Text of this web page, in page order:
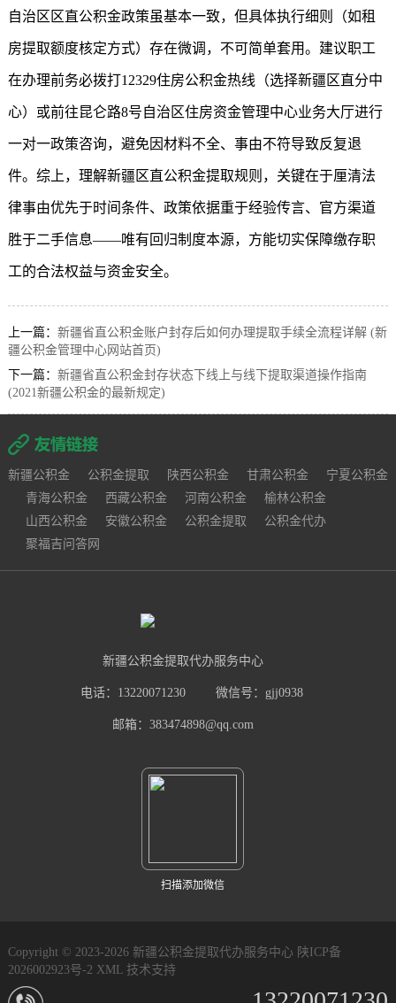
自治区区直公积金政策虽基本一致，但具体执行细则（如租
房提取额度核定方式）存在微调，不可简单套用。建议职工
在办理前务必拨打12329住房公积金热线（选择新疆区直分中
心）或前往昆仑路8号自治区住房资金管理中心业务大厅进行
一对一政策咨询，避免因材料不全、事由不符导致反复退
件。综上，理解新疆区直公积金提取规则，关键在于厘清法
律事由优先于时间条件、政策依据重于经验传言、官方渠道
胜于二手信息——唯有回归制度本源，方能切实保障缴存职
工的合法权益与资金安全。
上一篇： 新疆省直公积金账户封存后如何办理提取手续全流程详解 (新
疆公积金管理中心网站首页)
下一篇： 新疆省直公积金封存状态下线上与线下提取渠道操作指南
(2021新疆公积金的最新规定)
新疆公积金 公积金提取 陕西公积金 甘肃公积金
宁夏公积金
青海公积金
西藏公积金 河南公积金
榆林公积金
山西公积金
安徽公积金 公积金提取
公积金代办
聚福吉问答网
新疆公积金提取代办服务中心
电话：13220071230 微信号：gjj0938
邮箱：383474898@qq.com
扫描添加微信
Copyright © 2023-2026 新疆公积金提取代办服务中心 陕ICP备
2026002923号-2 XML 技术支持